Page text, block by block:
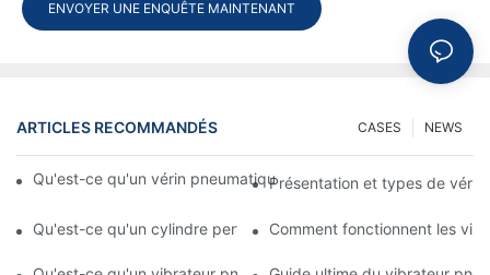
ENVOYER UNE ENQUÊTE MAINTENANT
ARTICLES RECOMMANDÉS NEWS
CASES
Qu'est-ce qu'un vérin pneumatique ? Types, composants et
Présentation et types de
Qu'est-ce qu'un cylindre perforateur ? Caractéristiques et
Comment fonctionnent les